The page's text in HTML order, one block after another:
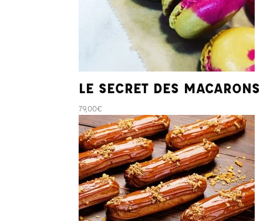
LE SECRET DES MACARONS
79,00€